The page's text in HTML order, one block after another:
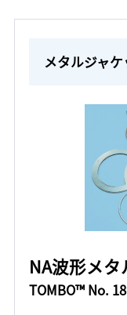
メタルジャ
NA波形メ
TOMBO™ No.